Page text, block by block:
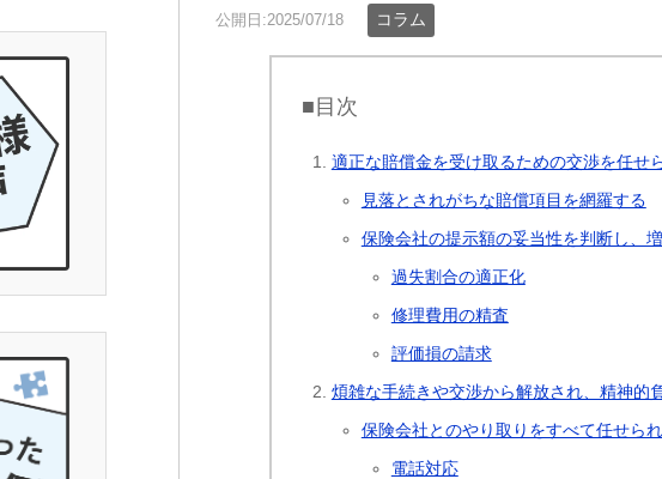
公開日:2025/07/18 コラム
■目次
適正な賠償金を受け取るための交渉を任せ
見落とされがちな賠償項目を網羅する
保険会社の提示額の妥当性を判断し、
過失割合の適正化
修理費用の精査
評価損の請求
煩雑な手続きや交渉から解放され、精神的
保険会社とのやり取りをすべて任せら
電話対応